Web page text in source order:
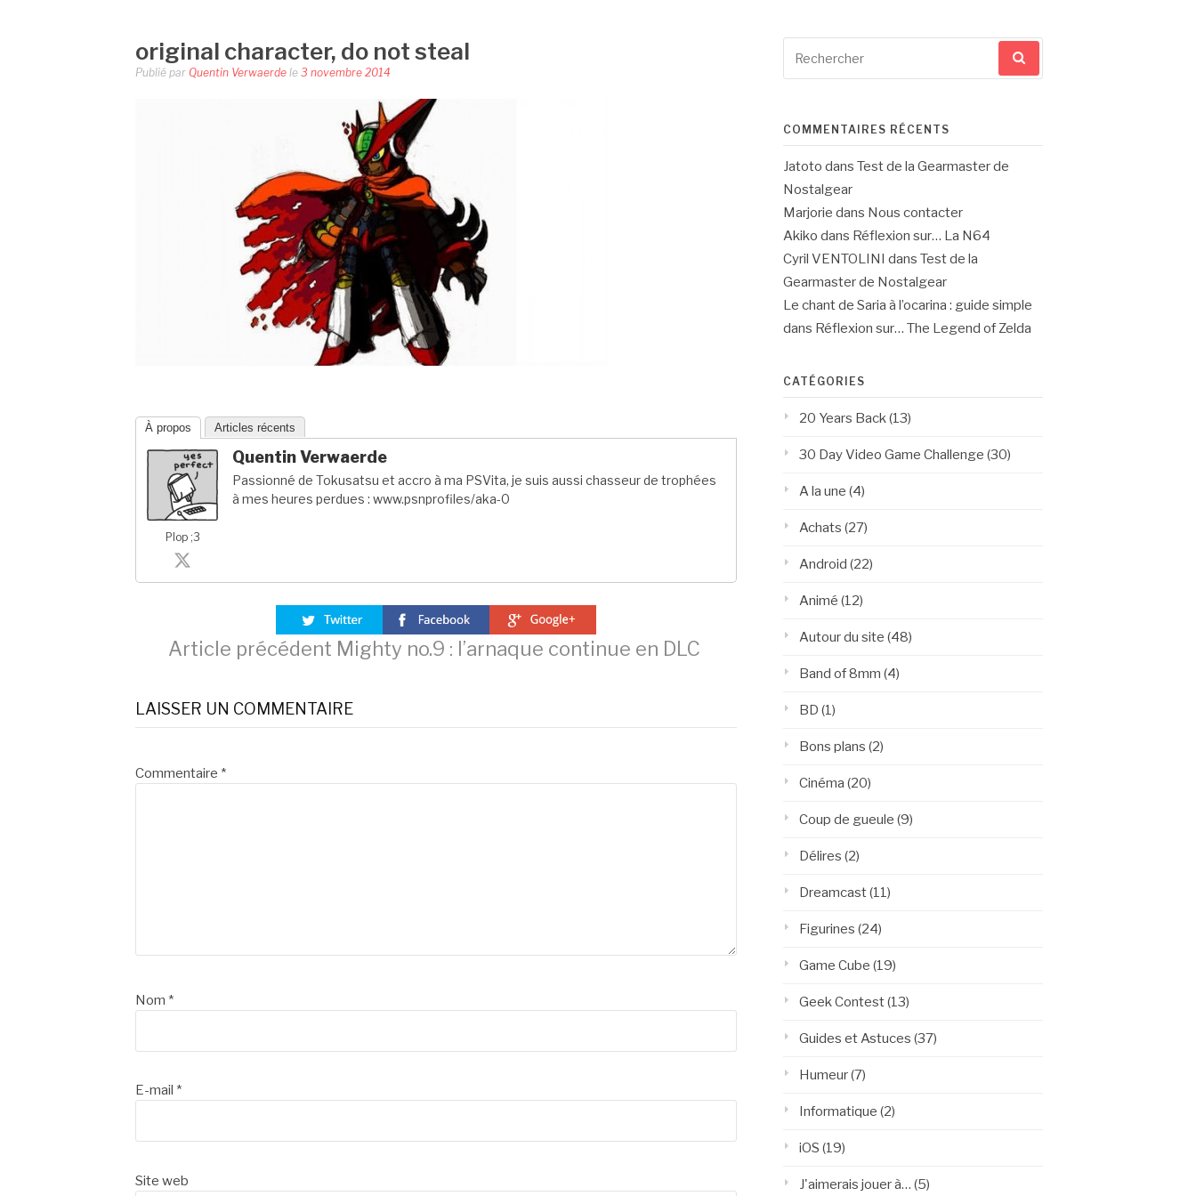
original character, do not steal
Publié par Quentin Verwaerde le 3 novembre 2014
À propos Articles récents
Plop ;3
Quentin Verwaerde
Passionné de Tokusatsu et accro à ma PSVita, je suis aussi chasseur de trophées
à mes heures perdues : www.psnprofiles/aka-0
Lire
la
suite
Article précédent Mighty no.9 : l’arnaque continue en DLC
LAISSER UN COMMENTAIRE
Commentaire *
Nom *
E-mail *
Site web
pour
COMMENTAIRES RÉCENTS
Jatoto dans Test de la Gearmaster de
Nostalgear
Marjorie dans Nous contacter
Akiko dans Réflexion sur… La N64
Cyril VENTOLINI dans Test de la
Gearmaster de Nostalgear
Le chant de Saria à l’ocarina : guide simple
dans Réflexion sur… The Legend of Zelda
CATÉGORIES
20 Years Back (13)
30 Day Video Game Challenge (30)
A la une (4)
Achats (27)
Android (22)
Animé (12)
Autour du site (48)
Band of 8mm (4)
BD (1)
Bons plans (2)
Cinéma (20)
Coup de gueule (9)
Délires (2)
Dreamcast(11)
Figurines (24)
Game Cube (19)
Geek Contest(13)
Guides et Astuces (37)
Humeur(7)
Informatique (2)
iOS (19)
J'aimerais jouer à… (5)